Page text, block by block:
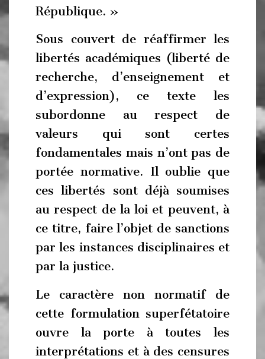
République. »
Sous couvert de réaffirmer les
libertés académiques (liberté de
recherche, d’enseignement et
d’expression), ce texte les
subordonne au respect de
valeurs qui sont certes
fondamentales mais n’ont pas de
portée normative. Il oublie que
ces libertés sont déjà soumises
au respect de la loi et peuvent, à
ce titre, faire l’objet de sanctions
par les instances disciplinaires et
par la justice.
Le caractère non normatif de
cette formulation superfétatoire
ouvre la porte à toutes les
interprétations et à des censures